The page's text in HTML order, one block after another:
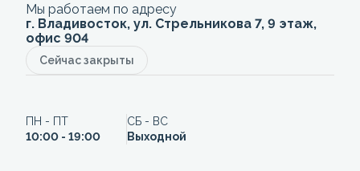
Мы работаем по адресу
г. Владивосток, ул. Стрельникова 7, 9 этаж,
офис 904
Сейчас закрыты
ПН - ПТ
10:00 - 19:00
СБ - ВС
Выходной